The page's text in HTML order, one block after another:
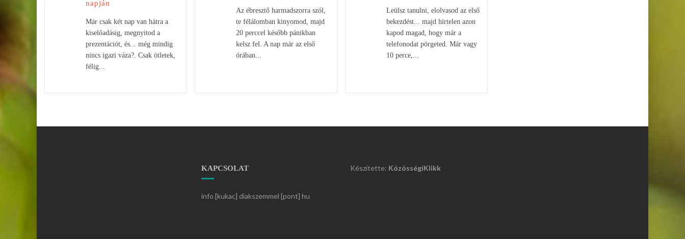
napján
Már csak két nap van hátra a
kiselőadásig, megnyitod a
prezentációt, és... még mindig
nincs igazi váza?. Csak ötletek,
félig...
Az ébresztő harmadszorra szól,
te félálomban kinyomod, majd
20 perccel később pánikban
kelsz fel. A nap már az első
órában...
Leülsz tanulni, elolvasod az első
bekezdést... majd hirtelen azon
kapod magad, hogy már a
telefonodat pörgeted. Már vagy
10 perce,...
KAPCSOLAT
info [kukac] diakszemmel [pont] hu
Készítette: KözösségiKlikk